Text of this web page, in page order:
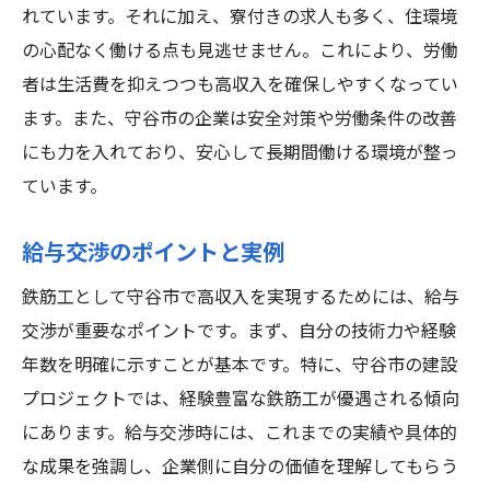
れています。それに加え、寮付きの求人も多く、住環境
の心配なく働ける点も見逃せません。これにより、労働
者は生活費を抑えつつも高収入を確保しやすくなってい
ます。また、守谷市の企業は安全対策や労働条件の改善
にも力を入れており、安心して長期間働ける環境が整っ
ています。
給与交渉のポイントと実例
鉄筋工として守谷市で高収入を実現するためには、給与
交渉が重要なポイントです。まず、自分の技術力や経験
年数を明確に示すことが基本です。特に、守谷市の建設
プロジェクトでは、経験豊富な鉄筋工が優遇される傾向
にあります。給与交渉時には、これまでの実績や具体的
な成果を強調し、企業側に自分の価値を理解してもらう